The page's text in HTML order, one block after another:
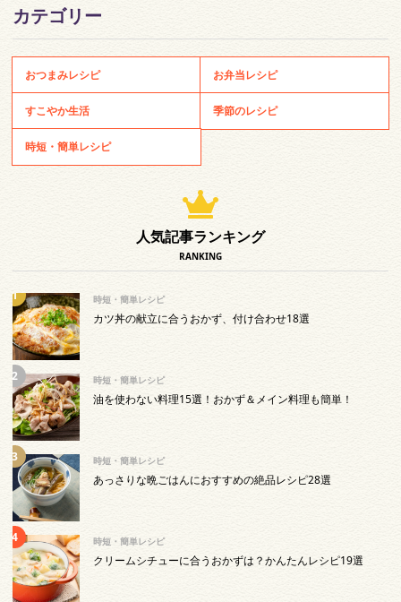
カテゴリー
おつまみレシピ お弁当レシピ
すこやか生活 季節のレシピ
時短・簡単レシピ
人気記事ランキング
RANKING
時短・簡単レシピ
カツ丼の献立に合うおかず、付け合わせ18選
時短・簡単レシピ
油を使わない料理15選！おかず＆メイン料理も簡単！
時短・簡単レシピ
あっさりな晩ごはんにおすすめの絶品レシピ28選
時短・簡単レシピ
クリームシチューに合うおかずは？かんたんレシピ19選